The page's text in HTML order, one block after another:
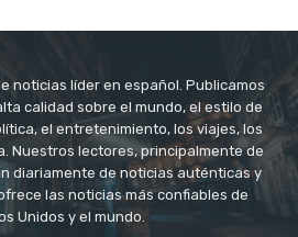
noticias líder en español. Publicamos
calidad sobre el mundo, el estilo de
el entretenimiento, los viajes, los
Nuestros lectores, principalmente de
diariamente de noticias auténticas y
las noticias más confiables de
Unidos y el mundo.